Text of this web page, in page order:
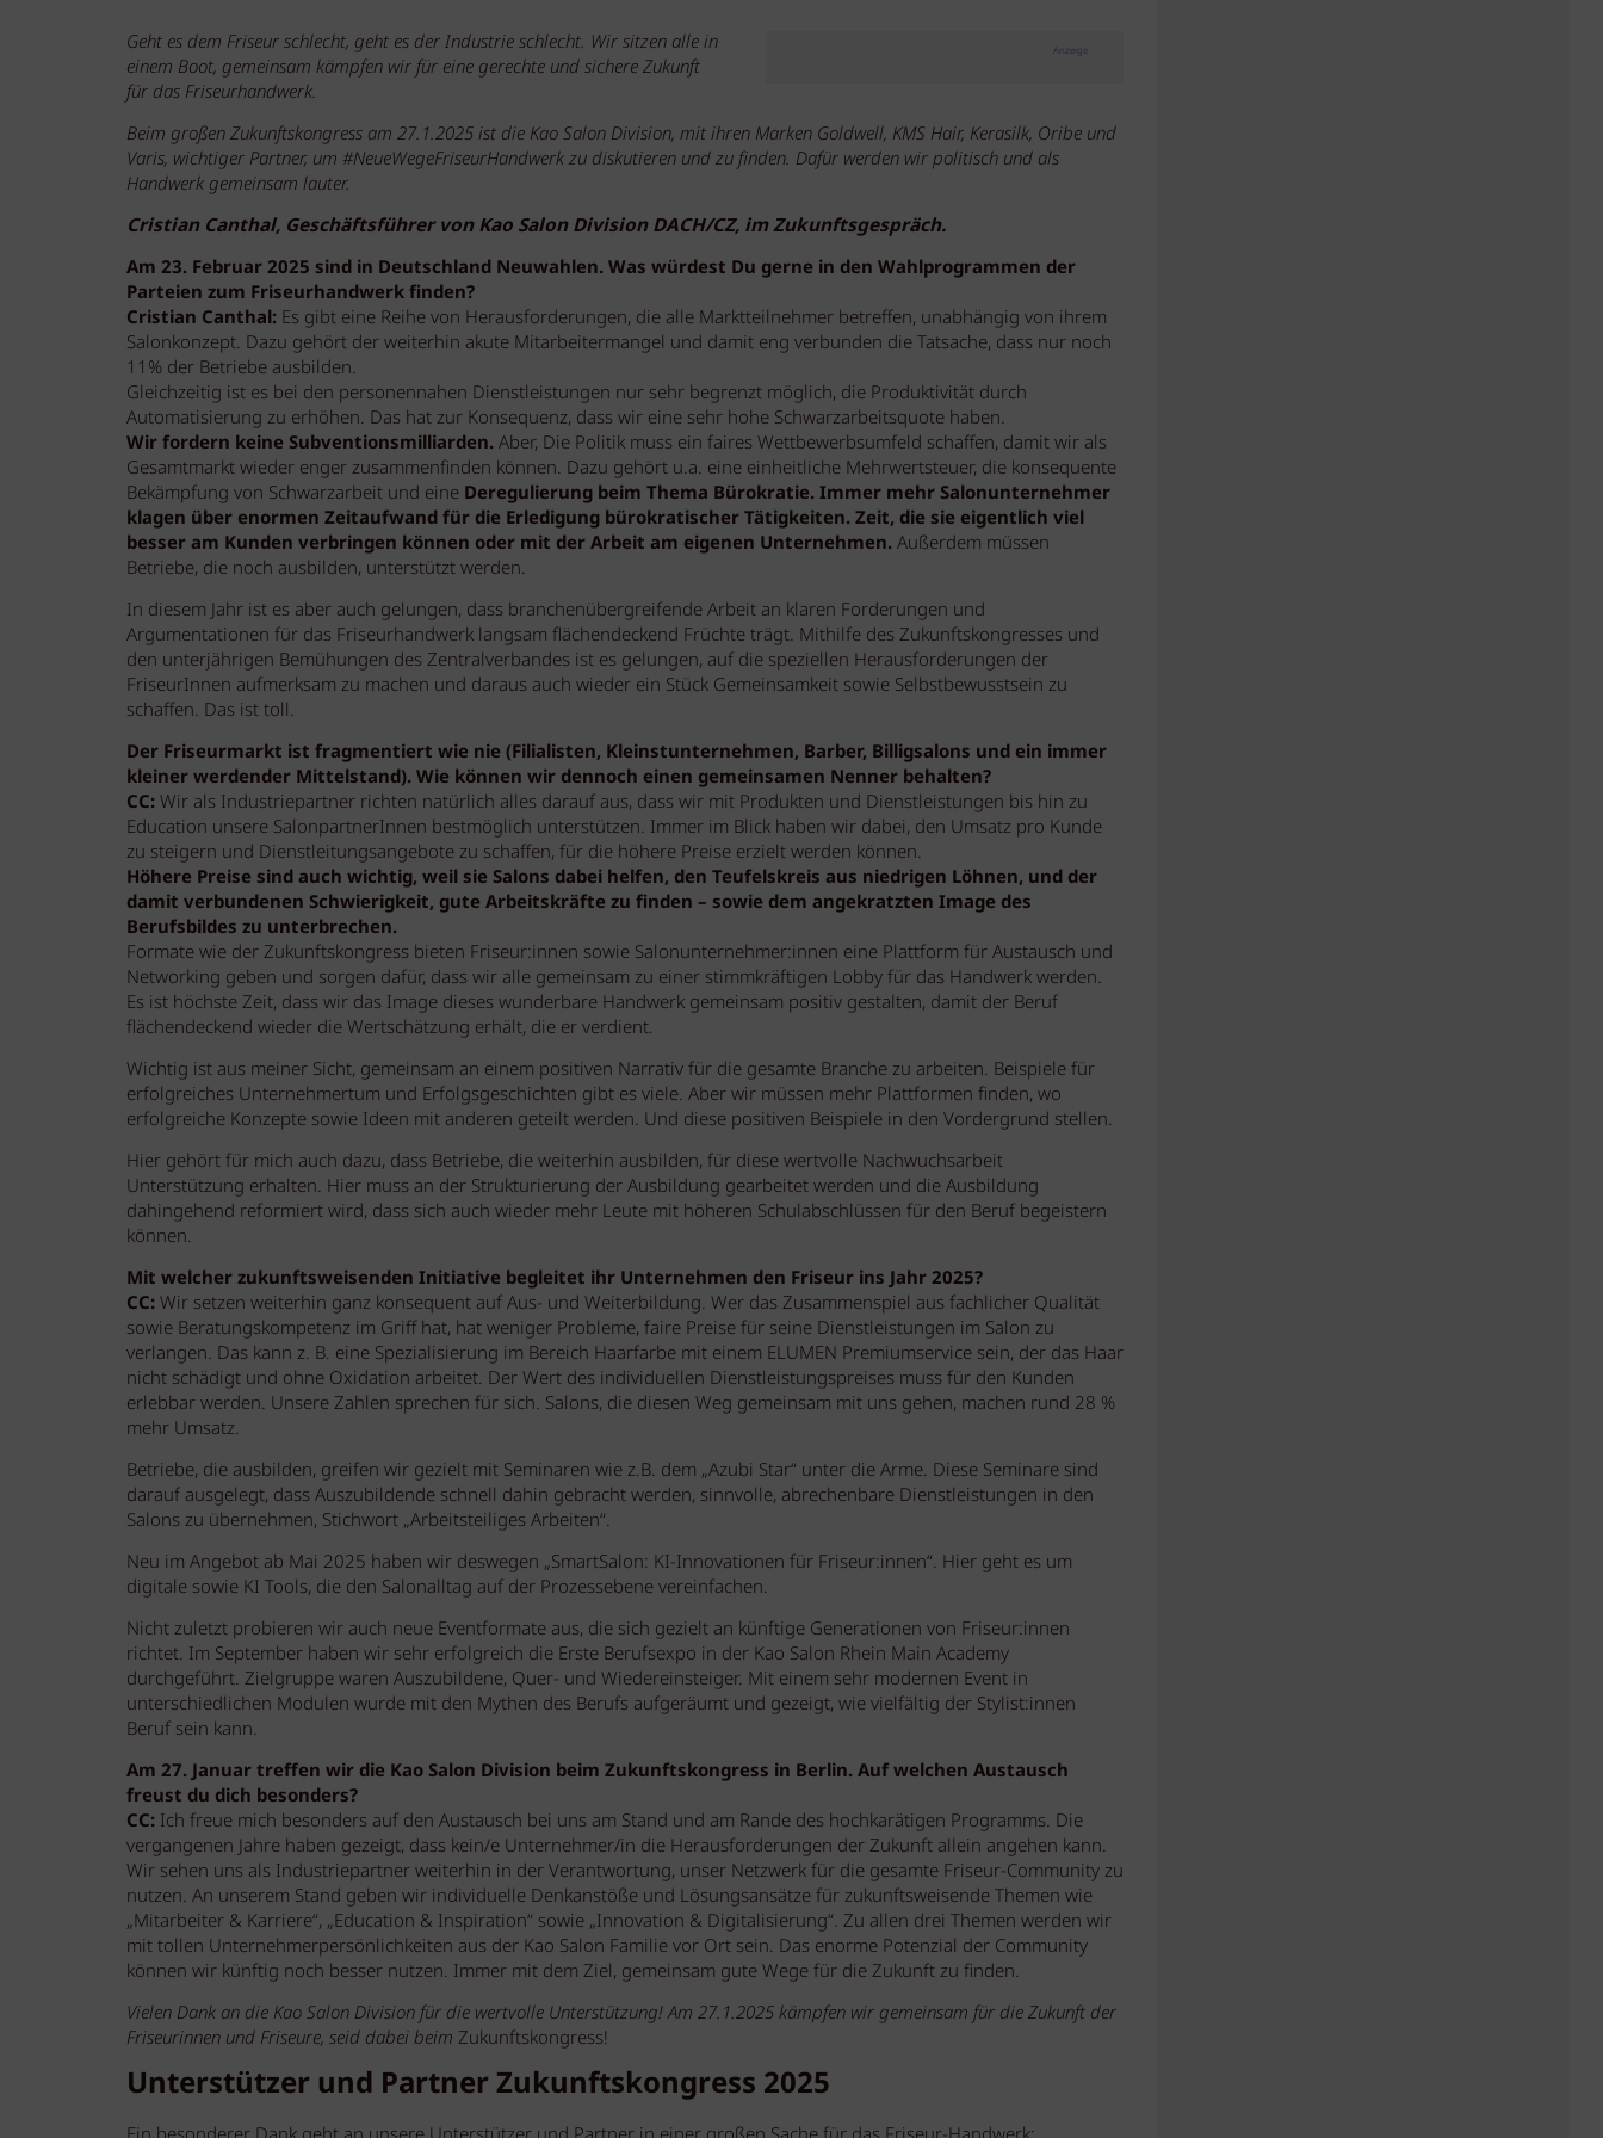
Anzeige
Geht es dem Friseur schlecht, geht es der Industrie schlecht. Wir sitzen alle in
einem Boot, gemeinsam kämpfen wir für eine gerechte und sichere Zukunft
für das Friseurhandwerk.
Beim großen Zukunftskongress am 27.1.2025 ist die Kao Salon Division, mit ihren Marken Goldwell, KMS Hair, Kerasilk, Oribe und
Varis, wichtiger Partner, um #NeueWegeFriseurHandwerk zu diskutieren und zu finden. Dafür werden wir politisch und als
Handwerk gemeinsam lauter.
Cristian Canthal, Geschäftsführer von Kao Salon Division DACH/CZ, im Zukunftsgespräch.
Am 23. Februar 2025 sind in Deutschland Neuwahlen. Was würdest Du gerne in den Wahlprogrammen der
Parteien zum Friseurhandwerk finden?
Cristian Canthal: Es gibt eine Reihe von Herausforderungen, die alle Marktteilnehmer betreffen, unabhängig von ihrem
Salonkonzept. Dazu gehört der weiterhin akute Mitarbeitermangel und damit eng verbunden die Tatsache, dass nur noch
11% der Betriebe ausbilden.
Gleichzeitig ist es bei den personennahen Dienstleistungen nur sehr begrenzt möglich, die Produktivität durch
Automatisierung zu erhöhen. Das hat zur Konsequenz, dass wir eine sehr hohe Schwarzarbeitsquote haben.
Wir fordern keine Subventionsmilliarden. Aber, Die Politik muss ein faires Wettbewerbsumfeld schaffen, damit wir als
Gesamtmarkt wieder enger zusammenfinden können. Dazu gehört u.a. eine einheitliche Mehrwertsteuer, die konsequente
Bekämpfung von Schwarzarbeit und eine Deregulierung beim Thema Bürokratie. Immer mehr Salonunternehmer
klagen über enormen Zeitaufwand für die Erledigung bürokratischer Tätigkeiten. Zeit, die sie eigentlich viel
besser am Kunden verbringen können oder mit der Arbeit am eigenen Unternehmen. Außerdem müssen
Betriebe, die noch ausbilden, unterstützt werden.
In diesem Jahr ist es aber auch gelungen, dass branchenübergreifende Arbeit an klaren Forderungen und
Argumentationen für das Friseurhandwerk langsam flächendeckend Früchte trägt. Mithilfe des Zukunftskongresses und
den unterjährigen Bemühungen des Zentralverbandes ist es gelungen, auf die speziellen Herausforderungen der
FriseurInnen aufmerksam zu machen und daraus auch wieder ein Stück Gemeinsamkeit sowie Selbstbewusstsein zu
schaffen. Das ist toll.
Der Friseurmarkt ist fragmentiert wie nie (Filialisten, Kleinstunternehmen, Barber, Billigsalons und ein immer
kleiner werdender Mittelstand). Wie können wir dennoch einen gemeinsamen Nenner behalten?
CC: Wir als Industriepartner richten natürlich alles darauf aus, dass wir mit Produkten und Dienstleistungen bis hin zu
Education unsere SalonpartnerInnen bestmöglich unterstützen. Immer im Blick haben wir dabei, den Umsatz pro Kunde
zu steigern und Dienstleitungsangebote zu schaffen, für die höhere Preise erzielt werden können.
Höhere Preise sind auch wichtig, weil sie Salons dabei helfen, den Teufelskreis aus niedrigen Löhnen, und der
damit verbundenen Schwierigkeit, gute Arbeitskräfte zu finden – sowie dem angekratzten Image des
Berufsbildes zu unterbrechen.
Formate wie der Zukunftskongress bieten Friseur:innen sowie Salonunternehmer:innen eine Plattform für Austausch und
Networking geben und sorgen dafür, dass wir alle gemeinsam zu einer stimmkräftigen Lobby für das Handwerk werden.
Es ist höchste Zeit, dass wir das Image dieses wunderbare Handwerk gemeinsam positiv gestalten, damit der Beruf
flächendeckend wieder die Wertschätzung erhält, die er verdient.
Wichtig ist aus meiner Sicht, gemeinsam an einem positiven Narrativ für die gesamte Branche zu arbeiten. Beispiele für
erfolgreiches Unternehmertum und Erfolgsgeschichten gibt es viele. Aber wir müssen mehr Plattformen finden, wo
erfolgreiche Konzepte sowie Ideen mit anderen geteilt werden. Und diese positiven Beispiele in den Vordergrund stellen.
Hier gehört für mich auch dazu, dass Betriebe, die weiterhin ausbilden, für diese wertvolle Nachwuchsarbeit
Unterstützung erhalten. Hier muss an der Strukturierung der Ausbildung gearbeitet werden und die Ausbildung
dahingehend reformiert wird, dass sich auch wieder mehr Leute mit höheren Schulabschlüssen für den Beruf begeistern
können.
Mit welcher zukunftsweisenden Initiative begleitet ihr Unternehmen den Friseur ins Jahr 2025?
CC: Wir setzen weiterhin ganz konsequent auf Aus- und Weiterbildung. Wer das Zusammenspiel aus fachlicher Qualität
sowie Beratungskompetenz im Griff hat, hat weniger Probleme, faire Preise für seine Dienstleistungen im Salon zu
verlangen. Das kann z. B. eine Spezialisierung im Bereich Haarfarbe mit einem ELUMEN Premiumservice sein, der das Haar
nicht schädigt und ohne Oxidation arbeitet. Der Wert des individuellen Dienstleistungspreises muss für den Kunden
erlebbar werden. Unsere Zahlen sprechen für sich. Salons, die diesen Weg gemeinsam mit uns gehen, machen rund 28 %
mehr Umsatz.
Betriebe, die ausbilden, greifen wir gezielt mit Seminaren wie z.B. dem „Azubi Star“ unter die Arme. Diese Seminare sind
darauf ausgelegt, dass Auszubildende schnell dahin gebracht werden, sinnvolle, abrechenbare Dienstleistungen in den
Salons zu übernehmen, Stichwort „Arbeitsteiliges Arbeiten“.
Neu im Angebot ab Mai 2025 haben wir deswegen „SmartSalon: KI-Innovationen für Friseur:innen“. Hier geht es um
digitale sowie KI Tools, die den Salonalltag auf der Prozessebene vereinfachen.
Nicht zuletzt probieren wir auch neue Eventformate aus, die sich gezielt an künftige Generationen von Friseur:innen
richtet. Im September haben wir sehr erfolgreich die Erste Berufsexpo in der Kao Salon Rhein Main Academy
durchgeführt. Zielgruppe waren Auszubildene, Quer- und Wiedereinsteiger. Mit einem sehr modernen Event in
unterschiedlichen Modulen wurde mit den Mythen des Berufs aufgeräumt und gezeigt, wie vielfältig der Stylist:innen
Beruf sein kann.
Am 27. Januar treffen wir die Kao Salon Division beim Zukunftskongress in Berlin. Auf welchen Austausch
freust du dich besonders?
CC: Ich freue mich besonders auf den Austausch bei uns am Stand und am Rande des hochkarätigen Programms. Die
vergangenen Jahre haben gezeigt, dass kein/e Unternehmer/in die Herausforderungen der Zukunft allein angehen kann.
Wir sehen uns als Industriepartner weiterhin in der Verantwortung, unser Netzwerk für die gesamte Friseur-Community zu
nutzen. An unserem Stand geben wir individuelle Denkanstöße und Lösungsansätze für zukunftsweisende Themen wie
„Mitarbeiter & Karriere“, „Education & Inspiration“ sowie „Innovation & Digitalisierung“. Zu allen drei Themen werden wir
mit tollen Unternehmerpersönlichkeiten aus der Kao Salon Familie vor Ort sein. Das enorme Potenzial der Community
können wir künftig noch besser nutzen. Immer mit dem Ziel, gemeinsam gute Wege für die Zukunft zu finden.
Vielen Dank an die Kao Salon Division für die wertvolle Unterstützung! Am 27.1.2025 kämpfen wir gemeinsam für die Zukunft der
Friseurinnen und Friseure, seid dabei beim Zukunftskongress!
Unterstützer und Partner Zukunftskongress 2025